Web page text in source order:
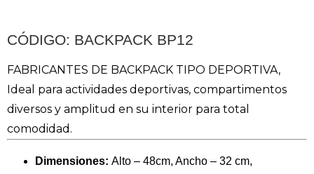
CÓDIGO: BACKPACK BP12
FABRICANTES DE BACKPACK TIPO DEPORTIVA,
Ideal para actividades deportivas, compartimentos
diversos y amplitud en su interior para total
comodidad.
Dimensiones: Alto – 48cm, Ancho – 32 cm,